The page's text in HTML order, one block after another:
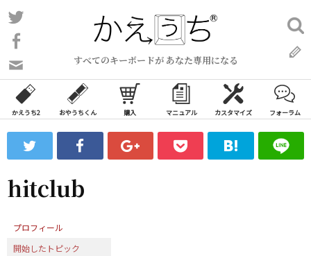
コ
ン
ン
ツ
ス
ッ
プ
すべてのキーボードが あなた専用になる
い
合
わ
フ
ォ
ム
検
索:
かえうち2 おやうちくん 購入 マニュアル カスタマイズ フォーラム
hitclub
プロフィール
開始したトピック